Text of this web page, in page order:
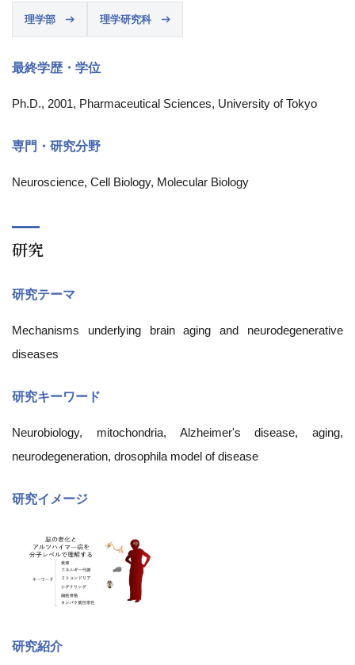
理学部 理学研究科
最終学歴・学位
Ph.D., 2001, Pharmaceutical Sciences, University of Tokyo
専門・研究分野
Neuroscience, Cell Biology, Molecular Biology
研究
研究テーマ
Mechanisms underlying brain aging and neurodegenerative
diseases
研究キーワード
Neurobiology, mitochondria, Alzheimer's disease, aging,
neurodegeneration, drosophila model of disease
研究イメージ
研究紹介